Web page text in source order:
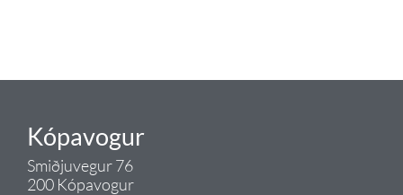
Kópavogur
Smiðjuvegur 76
200 Kópavogur